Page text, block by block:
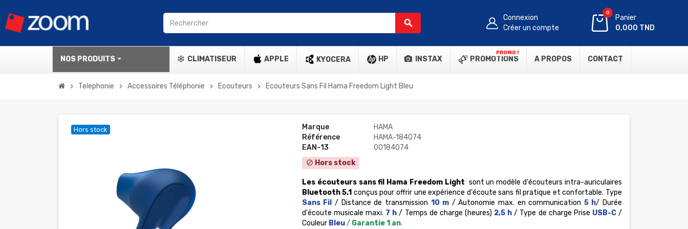
search
Connexion
Créer un compte
0
Panier
0,000 TND
NOS PRODUITS CLIMATISEUR APPLE KYOCERA HP INSTAX PROMOTIONS
PROMO !
A PROPOS CONTACT
chevron_right Telephonie chevron_right Accessoires Téléphonie chevron_right Ecouteurs chevron_right Ecouteurs Sans Fil Hama Freedom Light Bleu
Hors stock Marque
HAMA
Référence
HAMA-184074
EAN-13
00184074
block Hors stock
Les écouteurs sans fil Hama Freedom Light sont un modèle d'écouteurs intra-auriculaires
Bluetooth 5.1 conçus pour offrir une expérience d'écoute sans fil pratique et confortable. Type
Sans Fil / Distance de transmission 10 m / Autonomie max. en communication 5 h/ Durée
d'écoute musicale maxi. 7 h / Temps de charge (heures) 2,5 h / Type de charge Prise USB-C /
Couleur Bleu/ Garantie 1 an.